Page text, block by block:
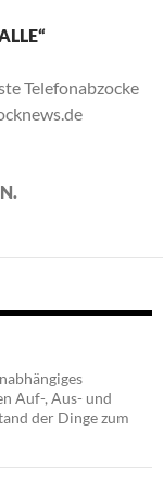
Telefonabzocke
Auf-, Aus- und
der Dinge zum